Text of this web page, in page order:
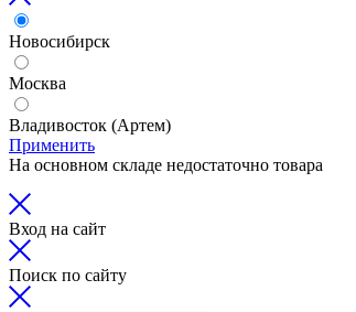
Новосибирск
Москва
Владивосток (Артем)
Применить
На основном складе недостаточно товара
Вход на сайт
Поиск по сайту